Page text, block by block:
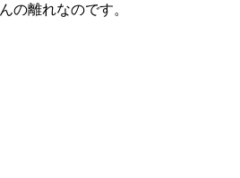
の離れなのです。